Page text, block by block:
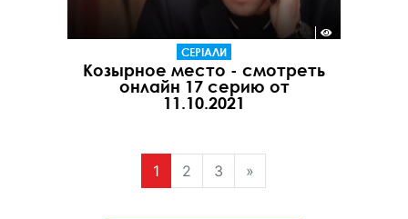
СЕРІАЛИ
Козырное место - смотреть
онлайн 17 серию от
11.10.2021
1 2 3 »